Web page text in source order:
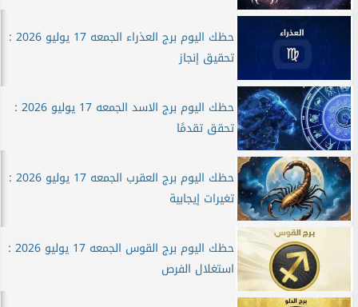
حظك اليوم برج العذراء الجمعه 17 يوليو 2026 :
تحقيق إنجاز
حظك اليوم برج الاسد الجمعه 17 يوليو 2026 :
تحقق تقدمًا
حظك اليوم برج العقرب الجمعه 17 يوليو 2026 :
تغيرات إيجابية
حظك اليوم برج القوس الجمعه 17 يوليو 2026 :
استغلال الفرص